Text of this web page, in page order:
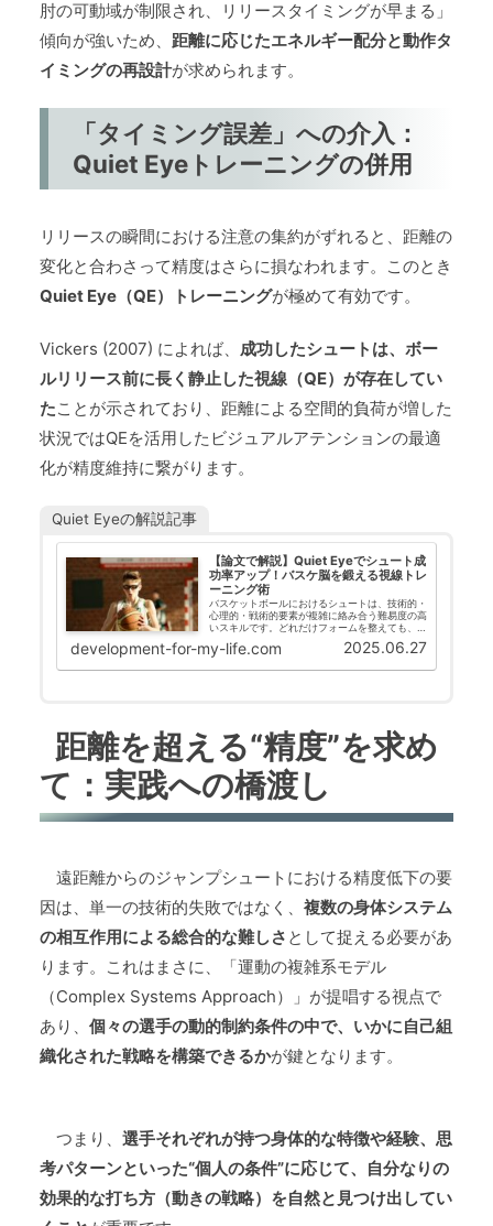
肘の可動域が制限され、リリースタイミングが早まる」
傾向が強いため、 距離に応じたエネルギー配分と動作タ
イミングの再設計が求められます。
「タイミング誤差」への介入：
Quiet Eyeトレーニングの併用
リリースの瞬間における注意の集約がずれると、距離の
変化と合わさって精度はさらに損なわれます。このとき
Quiet Eye（QE）トレーニングが極めて有効です。
Vickers (2007) によれば、 成功したシュートは、ボー
ルリリース前に長く静止した視線（QE）が存在してい
たことが示されており、距離による空間的負荷が増した
状況ではQEを活用したビジュアルアテンションの最適
化が精度維持に繋がります。
Quiet Eyeの解説記事
【論文で解説】Quiet Eyeでシュート成
功率アップ！バスケ脳を鍛える視線トレ
ーニング術
バスケットボールにおけるシュートは、技術的・
心理的・戦術的要素が複雑に絡み合う難易度の高
いスキルです。どれだけフォームを整えても、試
合中に決めきれない——そのような経験をしたこ
とがある選手も多いのではないでしょうか。その
development-for-my-life.com 2025.06.27
距離を超える“精度”を求め
て：実践への橋渡し
遠距離からのジャンプシュートにおける精度低下の要
因は、単一の技術的失敗ではなく、 複数の身体システム
の相互作用による総合的な難しさ として捉える必要があ
ります。これはまさに、「運動の複雑系モデル
（Complex Systems Approach）」が提唱する視点で
あり、 個々の選手の動的制約条件の中で、いかに自己組
織化された戦略を構築できるかが鍵となります。
つまり、 選手それぞれが持つ身体的な特徴や経験、思
考パターンといった“個人の条件”に応じて、自分なりの
効果的な打ち方（動きの戦略）を自然と見つけ出してい